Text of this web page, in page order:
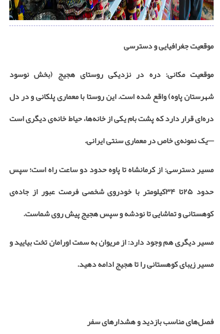
موقعیت جغرافیایی و دسترسی
موقعیت مکانی: دره در نزدیکی روستای هجیج (بخش نوسود
شهرستان پاوه) واقع شده است. این روستا با معماری پلکانی و در دل
دره‌ای قرار دارد که پشت بام یکی از خانه‌ها، حیاط خانه‌ی دیگری است
—یک نمونه‌ی خاص در معماری سنتی ایرانی.
مسیر دسترسی: از کرمانشاه تا پاوه حدود دو ساعت راه است؛ سپس
حدود ۲۵تا ۳۴کیلومتر با خودروی شخصی فرصت عبور از جاده‌ی
کوهستانی و تماشایی تا نودشه و سپس هجیج پیش‌ روی شماست.
مسیر دیگری هم وجود دارد: از مریوان به سمت اورامان تخت بیایید و
مسیر زیبای کوهستانی را تا هجیج ادامه دهید.
فصل‌های مناسب بازدید و هشدارهای سفر